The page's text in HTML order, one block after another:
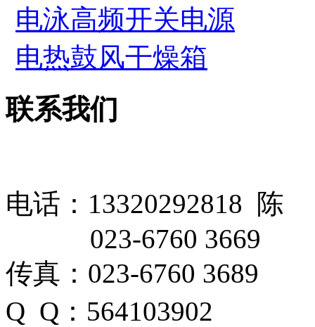
电泳高频开关电源
电热鼓风干燥箱
联系我们
电话：13320292818 陈
023-6760 3669
传真：023-6760 3689
Q Q：564103902